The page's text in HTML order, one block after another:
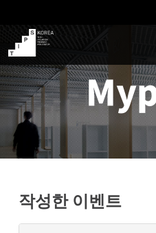
TIPS
작성한 이벤트